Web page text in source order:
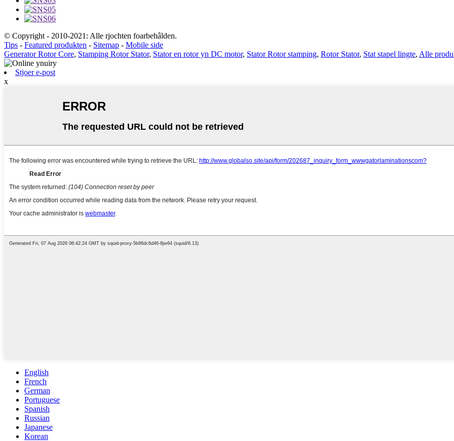
© Copyright - 2010-2021: Alle rjochten foarbehâlden.
Tips - Featured produkten - Sitemap - Mobile side
Generator Rotor Core, Stamping Rotor Stator, Stator en rotor yn DC motor, Stator Rotor stamping, Rotor Stator, Stat stapel lingte, Alle
Stjoer e-post
x
English
French
German
Portuguese
Spanish
Russian
Japanese
Korean